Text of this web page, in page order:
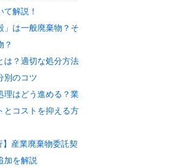
解説！
」は一般廃棄物？そ
？
は？適切な処分方法
別のコツ
理はどう進める？業
とコストを抑える方
】産業廃棄物委託契
加を解説